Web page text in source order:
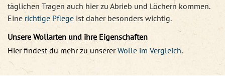
täglichen Tragen auch hier zu Abrieb und Löchern kommen.
Eine richtige Pflege ist daher besonders wichtig.
Unsere Wollarten und ihre Eigenschaften
Hier findest du mehr zu unserer Wolle im Vergleich.